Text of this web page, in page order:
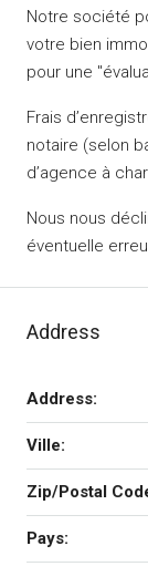
Notre société
votre bien
pour une
Frais
notaire (selon
d’agence à
Nous nous
éventuelle
Address
Address:
Ville:
Zip/Postal
Pays: